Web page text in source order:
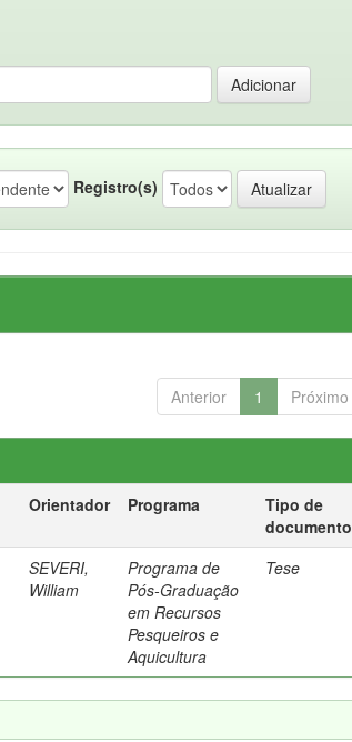
Registro(s)
Anterior 1 Próximo
Orientador Programa
Tipo de
documento
SEVERI,
William
Programa de
Pós-Graduação
em Recursos
Pesqueiros e
Aquicultura
Tese